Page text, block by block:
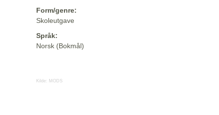
Form/genre:
Skoleutgave
Språk:
Norsk (Bokmål)
Kilde: MODS